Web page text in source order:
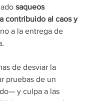
saqueos
contribuido al caos y
a la entrega de
de desviar la
pruebas de un
y culpa a las